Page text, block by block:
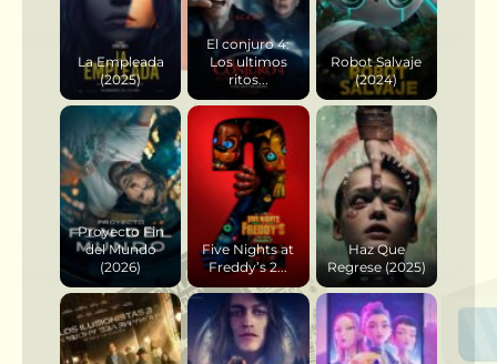
La Empleada
(2025)
El conjuro 4:
Los ultimos
ritos...
Robot Salvaje
(2024)
Proyecto Fin
del Mundo
(2026)
Five Nights at
Freddy’s 2...
Haz Que
Regrese (2025)